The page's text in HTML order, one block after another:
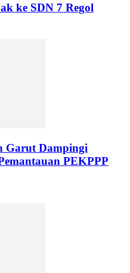
ke SDN 7 Regol
Garut Dampingi
PEKPPP